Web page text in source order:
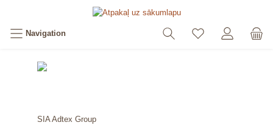
Navigation
SIA Adtex Group